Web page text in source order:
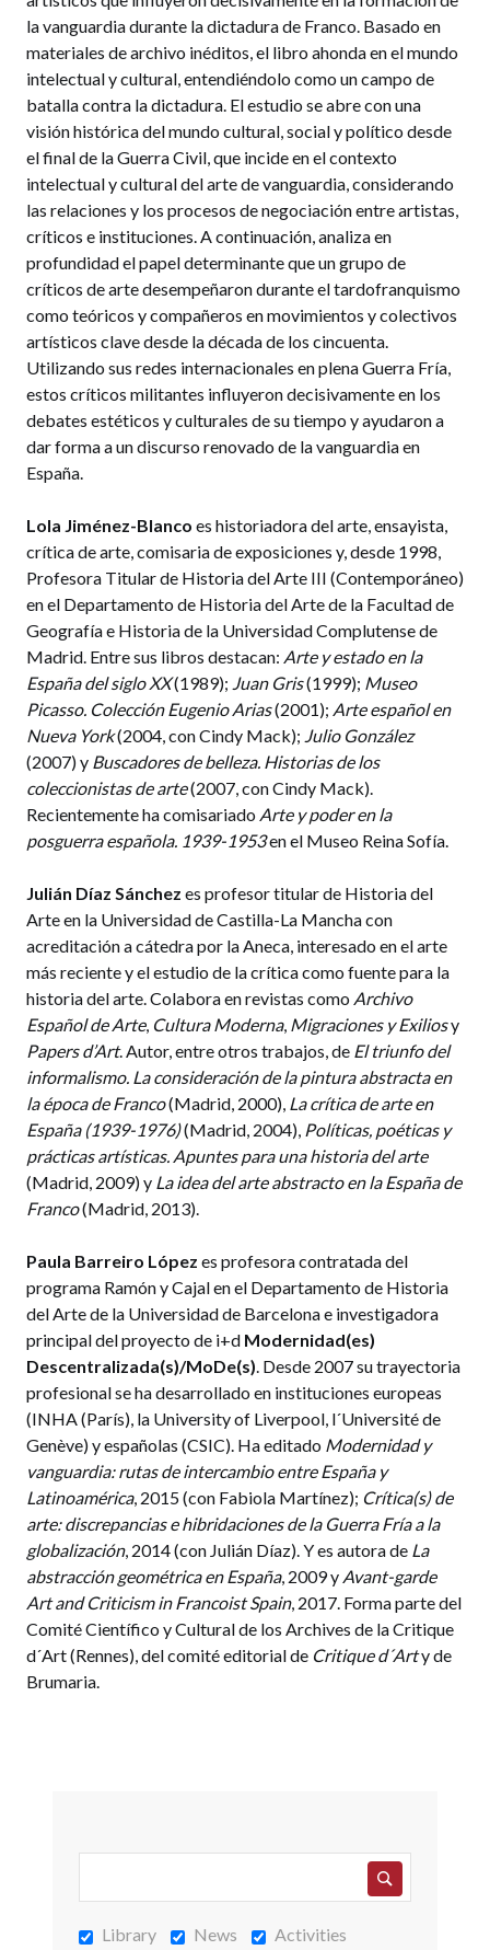
la vanguardia durante la dictadura de Franco. Basado en
materiales de archivo inéditos, el libro ahonda en el mundo
intelectual y cultural, entendiéndolo como un campo de
batalla contra la dictadura. El estudio se abre con una
visión histórica del mundo cultural, social y político desde
el final de la Guerra Civil, que incide en el contexto
intelectual y cultural del arte de vanguardia, considerando
las relaciones y los procesos de negociación entre artistas,
críticos e instituciones. A continuación, analiza en
profundidad el papel determinante que un grupo de
críticos de arte desempeñaron durante el tardofranquismo
como teóricos y compañeros en movimientos y colectivos
artísticos clave desde la década de los cincuenta.
Utilizando sus redes internacionales en plena Guerra Fría,
estos críticos militantes influyeron decisivamente en los
debates estéticos y culturales de su tiempo y ayudaron a
dar forma a un discurso renovado de la vanguardia en
España.
Lola Jiménez-Blanco es historiadora del arte, ensayista,
crítica de arte, comisaria de exposiciones y, desde 1998,
Profesora Titular de Historia del Arte III (Contemporáneo)
en el Departamento de Historia del Arte de la Facultad de
Geografía e Historia de la Universidad Complutense de
Madrid. Entre sus libros destacan: Arte y estado en la
España del siglo XX(1989); Juan Gris(1999); Museo
Picasso. Colección Eugenio Arias(2001); Arte español en
Nueva York(2004, con Cindy Mack); Julio González
(2007) y Buscadores de belleza. Historias de los
coleccionistas de arte(2007, con Cindy Mack).
Recientemente ha comisariado Arte y poder en la
posguerra española. 1939-1953en el Museo Reina Sofía.
Julián Díaz Sánchez es profesor titular de Historia del
Arte en la Universidad de Castilla-La Mancha con
acreditación a cátedra por la Aneca, interesado en el arte
más reciente y el estudio de la crítica como fuente para la
historia del arte. Colabora en revistas como Archivo
Español de Arte, Cultura Moderna, Migraciones y Exiliosy
Papers d’Art. Autor, entre otros trabajos, de El triunfo del
informalismo. La consideración de la pintura abstracta en
la época de Franco(Madrid, 2000), La crítica de arte en
España (1939-1976)(Madrid, 2004), Políticas, poéticas y
prácticas artísticas. Apuntes para una historia del arte
(Madrid, 2009) y La idea del arte abstracto en la España de
Franco(Madrid, 2013).
Paula Barreiro López es profesora contratada del
programa Ramón y Cajal en el Departamento de Historia
del Arte de la Universidad de Barcelona e investigadora
principal del proyecto de i+d Modernidad(es)
Descentralizada(s)/MoDe(s). Desde 2007 su trayectoria
profesional se ha desarrollado en instituciones europeas
(INHA (París), la University of Liverpool, l´Université de
Genève) y españolas (CSIC). Ha editado Modernidad y
vanguardia: rutas de intercambio entre España y
Latinoamérica, 2015 (con Fabiola Martínez); Crítica(s) de
arte: discrepancias e hibridaciones de la Guerra Fría a la
globalización, 2014 (con Julián Díaz). Y es autora de La
abstracción geométrica en España, 2009 y Avant-garde
Art and Criticism in Francoist Spain, 2017. Forma parte del
Comité Científico y Cultural de los Archives de la Critique
d´Art (Rennes), del comité editorial de Critique d´Arty de
Brumaria.
Library News Activities